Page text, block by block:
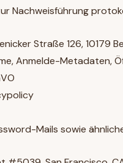
Nachweisführung
Straße 126, 10179
Anmelde-Metadaten,
Mails sowie